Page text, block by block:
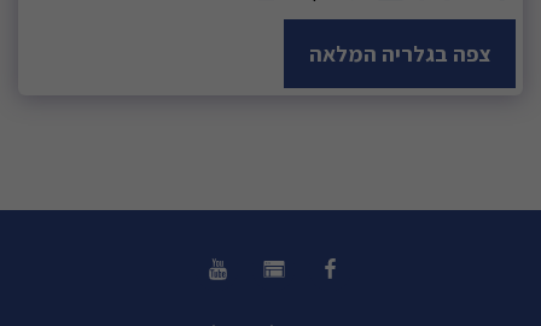
צפה בגלריה המלאה